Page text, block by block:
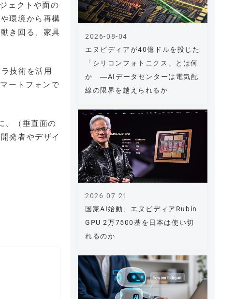
ェクトや面の
環境から再構
き回る、家具
技術を活用
ートフォンで
、（垂直面の
発者やデザイ
エヌビディアが40億ドルを投じた
「シリコンフォトニクス」とは何
か ―AIデータセンターは電気配
線の限界を越えられるか
2026-08-04
国家AI始動、エヌビディアRubin
GPU 2万7500基を日本は使い切
れるのか
2026-07-21